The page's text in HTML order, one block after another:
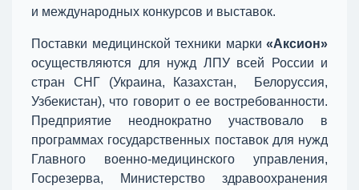
и международных конкурсов и выставок.
Поставки медицинской техники марки «Аксион»
осуществляются для нужд ЛПУ всей России и
стран СНГ (Украина, Казахстан, Белоруссия,
Узбекистан), что говорит о ее востребованности.
Предприятие неоднократно участвовало в
программах государственных поставок для нужд
Главного военно-медицинского управления,
Госрезерва, Министерство здравоохранения